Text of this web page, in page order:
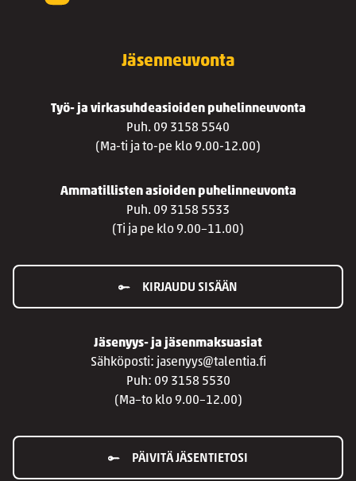
Jäsenneuvonta
Työ- ja virkasuhdeasioiden puhelinneuvonta
Puh. 09 3158 5540
(Ma-ti ja to-pe klo 9.00-12.00)
Ammatillisten asioiden puhelinneuvonta
Puh. 09 3158 5533
(Ti ja pe klo 9.00–11.00)
KIRJAUDU SISÄÄN
Jäsenyys- ja jäsenmaksuasiat
Sähköposti: jasenyys@talentia.fi
Puh: 09 3158 5530
(Ma–to klo 9.00–12.00)
PÄIVITÄ JÄSENTIETOSI